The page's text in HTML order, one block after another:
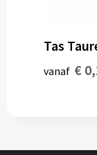
Tas
vanaf €